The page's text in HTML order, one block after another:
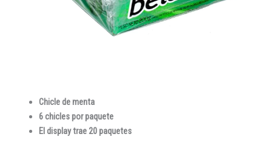
Chicle de menta
6 chicles por paquete
El display trae 20 paquetes